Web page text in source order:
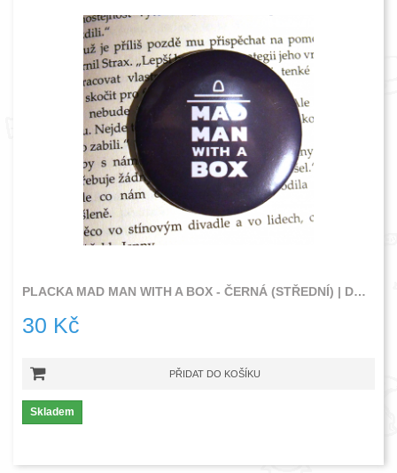
PLACKA MAD MAN WITH A BOX - ČERNÁ (STŘEDNÍ) | DOCTOR WHO
30 Kč
PŘIDAT DO KOŠÍKU
Skladem